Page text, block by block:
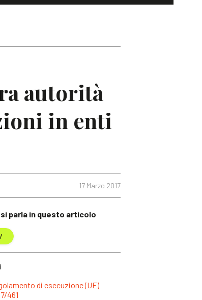
autorità
in enti
17 Marzo 2017
si parla in questo articolo
di esecuzione (UE)
461